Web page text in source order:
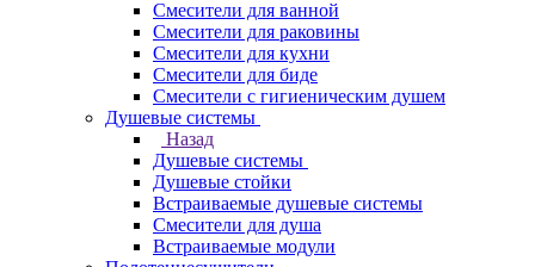
Смесители для ванной
Смесители для раковины
Смесители для кухни
Смесители для биде
Смесители с гигиеническим душем
Душевые системы
Назад
Душевые системы
Душевые стойки
Встраиваемые душевые системы
Смесители для душа
Встраиваемые модули